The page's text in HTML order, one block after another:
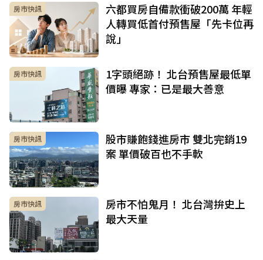
房市快訊
六都買房自備款衝破200萬 年輕
人轉買低首付預售屋「先卡位再
說」
房市快訊
1字頭絕跡！ 北台預售屋最低單
價曝 專家：已是最大善意
房市快訊
股市賺飽錢進房市 雙北完銷19
案 單價破百也不手軟
房市快訊
房市不怕鬼月！ 北台灣拚史上
最大天量